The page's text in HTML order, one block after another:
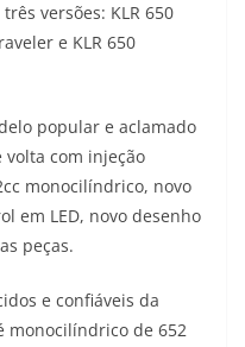
y
n
k
versões: KLR 650
e KLR 650
popular e aclamado
com injeção
monocilíndrico, novo
em LED, novo desenho
peças.
e confiáveis da
monocilíndrico de 652